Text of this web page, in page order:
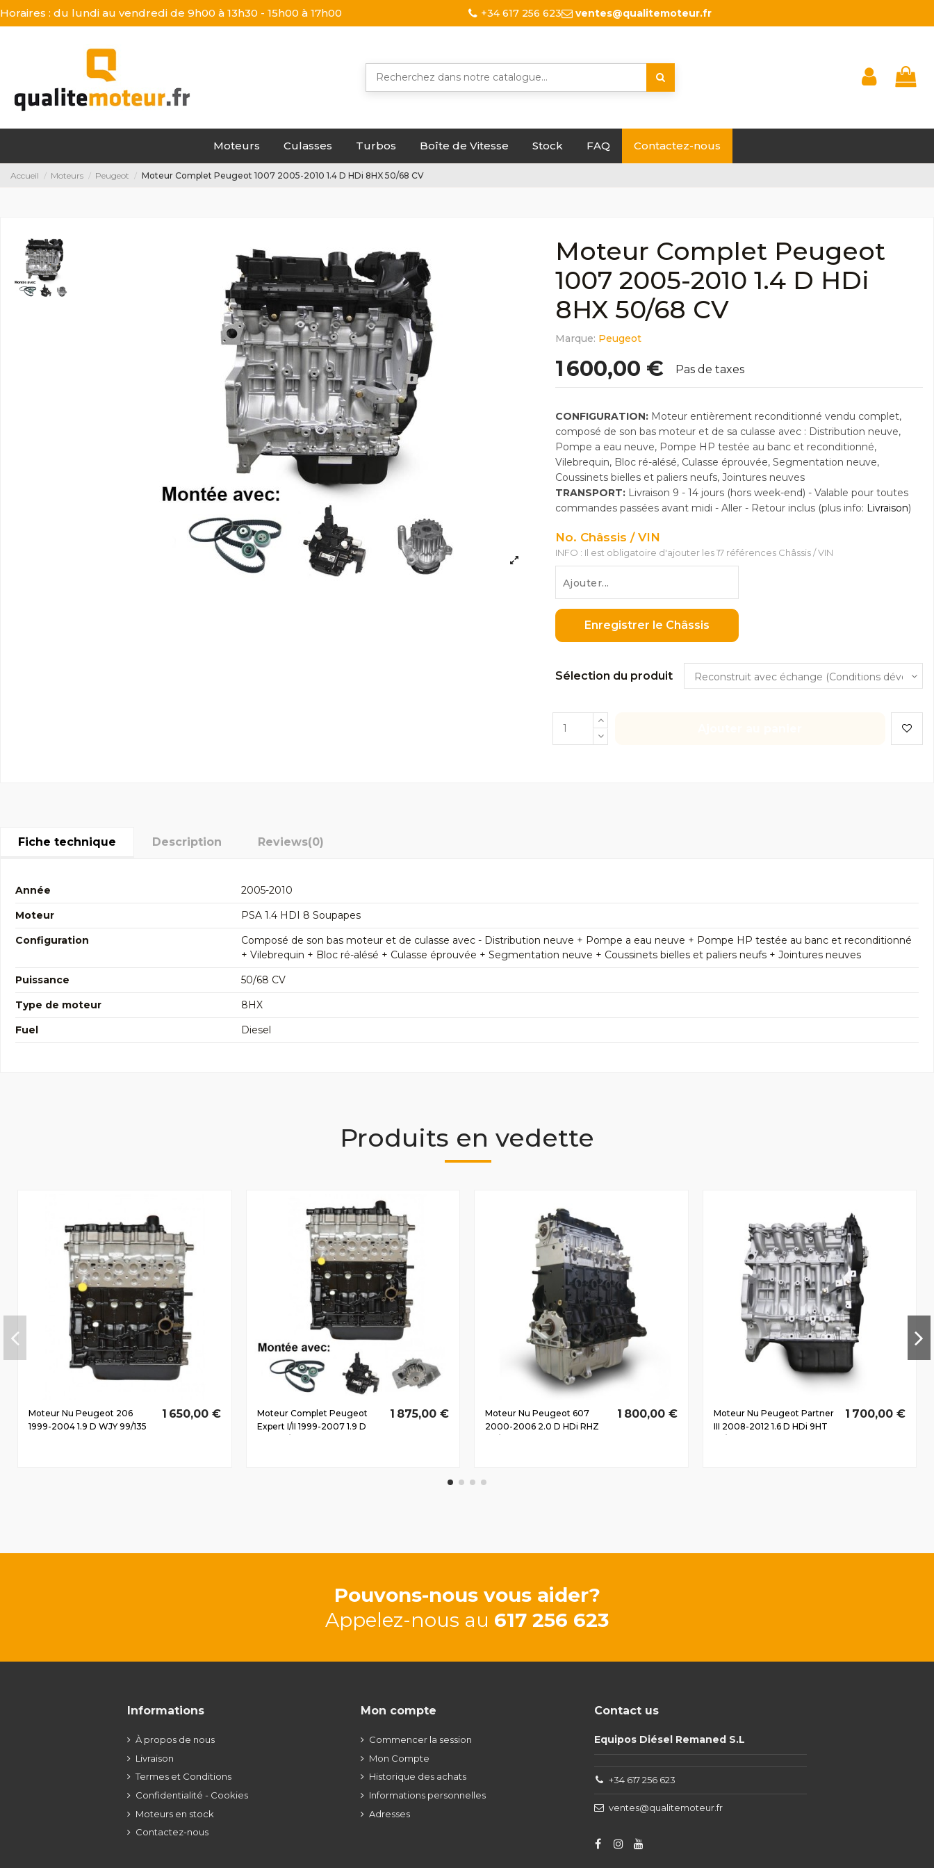
Horaires : du lundi au vendredi de 9h00 à 13h30 - 15h00 à 17h00 +34 617 256 623 ventes@qualitemoteur.fr
Moteurs Culasses Turbos Boîte de Vitesse Stock FAQ Contactez-nous
Accueil Moteurs Peugeot Moteur Complet Peugeot 1007 2005-2010 1.4 D HDi 8HX 50/68 CV
Moteur Complet Peugeot
1007 2005-2010 1.4 D HDi
8HX 50/68 CV
Marque: Peugeot
1 600,00 € Pas de taxes
CONFIGURATION:Moteur entièrement reconditionné vendu complet,
composé de son bas moteur et de sa culasse avec : Distribution neuve,
Pompe a eau neuve, Pompe HP testée au banc et reconditionné,
Vilebrequin, Bloc ré-alésé, Culasse éprouvée, Segmentation neuve,
Coussinets bielles et paliers neufs, Jointures neuves
TRANSPORT: Livraison 9 - 14 jours (hors week-end) - Valable pour toutes
commandes passées avant midi - Aller - Retour inclus (plus info: Livraison)
No. Châssis / VIN
INFO : Il est obligatoire d'ajouter les 17 références Châssis / VIN
Enregistrer le Châssis
Sélection du produit
Fiche technique Description Reviews(0)
Année
2005-2010
Moteur
PSA 1.4 HDI 8 Soupapes
Configuration
Composé de son bas moteur et de culasse avec - Distribution neuve + Pompe a eau neuve + Pompe HP testée au banc et reconditionné
+ Vilebrequin + Bloc ré-alésé + Culasse éprouvée + Segmentation neuve + Coussinets bielles et paliers neufs + Jointures neuves
Puissance
50/68 CV
Type de moteur
8HX
Fuel
Diesel
Produits en vedette
Moteur Nu Peugeot 206
1999-2004 1.9 D WJY 99/135
1 650,00 €
Moteur Complet Peugeot
Expert I/II 1999-2007 1.9 D
1 875,00 €
Moteur Nu Peugeot 607
2000-2006 2.0 D HDi RHZ
1 800,00 €
Moteur Nu Peugeot Partner
III 2008-2012 1.6 D HDi 9HT
1 700,00 €
Pouvons-nous vous aider?
Appelez-nous au 617 256 623
Informations
À propos de nous
Livraison
Termes et Conditions
Confidentialité - Cookies
Moteurs en stock
Contactez-nous
Mon compte
Commencer la session
Mon Compte
Historique des achats
Informations personnelles
Adresses
Contact us
Equipos Diésel Remaned S.L
+34 617 256 623
ventes@qualitemoteur.fr